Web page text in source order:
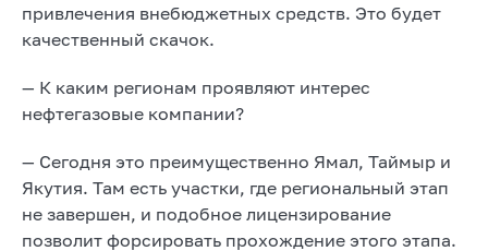
привлечения внебюджетных средств. Это будет
качественный скачок.
— К каким регионам проявляют интерес
нефтегазовые компании?
— Сегодня это преимущественно Ямал, Таймыр и
Якутия. Там есть участки, где региональный этап
не завершен, и подобное лицензирование
позволит форсировать прохождение этого этапа.